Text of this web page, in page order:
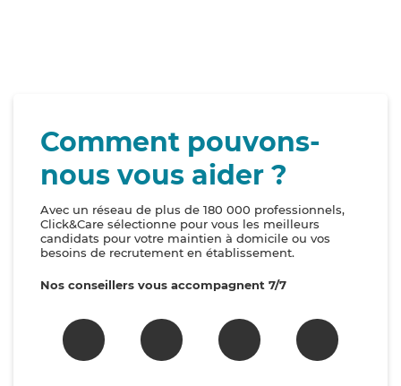
Comment pouvons-
nous vous aider ?
Avec un réseau de plus de 180 000 professionnels,
Click&Care sélectionne pour vous les meilleurs
candidats pour votre maintien à domicile ou vos
besoins de recrutement en établissement.
Nos conseillers vous accompagnent 7/7